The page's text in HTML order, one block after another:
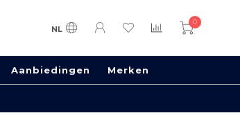
NL
0
Aanbiedingen Merken